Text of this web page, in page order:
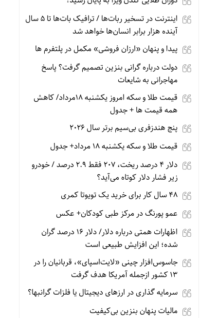
اینترنت در تسخیر ربات‌ها / ترافیک بات‌ها تا ۵ سال
آینده هزار برابر انسان‌ها خواهد شد
پیدا و پنهان «ارزان فروشی» مکمل در پلتفرم ها
دولت درباره گرانی بنزین تصمیم گرفت؟ پاسخ
مهاجرانی به شایعات
قیمت طلا و سکه امروز یکشنبه 18مرداد/ کاهش
همه قیمت ها + جدول
پنج هندزفری بی‌سیم برتر سال ۲۰۲۶
قیمت طلا و سکه یکشنبه 18 مرداد+ جدول
دلار ۴ درصد ریخت، ۲۰۷ فقط ۲.۹ درصد / خودرو
زیر فشار دلار کوتاه می‌آید؟
۴۸ سال کار برای خرید یک تویوتا کمری
عمو پورنگ در مرکز طبی کودکان+ عکس
اظهارات همتی درباره دلار/ دلار ۱۶ درصد گران
شده؛ این افزایش طبیعی است
جاسوس‌افزار چینی «لایت‌اسپای»، قربانیان را در
۱۳ کشور ازجمله آمریکا هدف گرفت
سرمایه گذاری در ارزهای دیجیتال یا فلزات گرانبها؟
مالیات پنهان بنزین بی‌کیفیت